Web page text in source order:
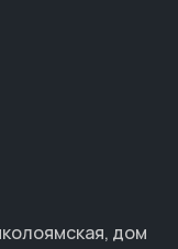
дом